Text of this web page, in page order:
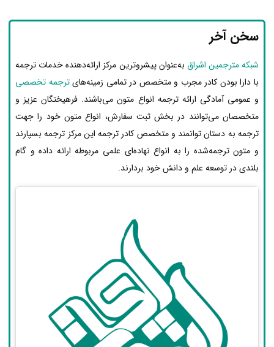
سخن آخر
شبکه مترجمین اشراق به‌عنوان پیشروترین مرکز ارائه‌دهنده خدمات ترجمه
با دارا بودن کادر مجرب و متخصص در تمامی زمینه‌هایترجمه تخصصی
و عمومی آمادگی ارائه ترجمه انواع متون می‌باشند. فرهیختگان عزیز و
متخصصان می‌توانند در بخش ثبت سفارش، انواع متون خود را جهت
ترجمه به دستان توانمند و متخصص کادر ترجمه این مرکز ترجمه بسپارند
و متون ترجمه‌شده را به انواع نهاده‌ای علمی مربوطه ارائه داده و گام
بلندی در توسعه علم و دانش خود بردارند.